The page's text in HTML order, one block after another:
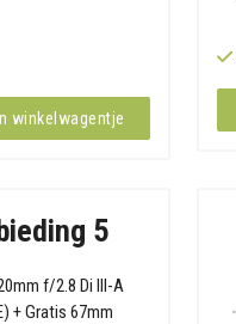
winkelwagentje
5
f/2.8 Di III-A
+ Gratis 67mm